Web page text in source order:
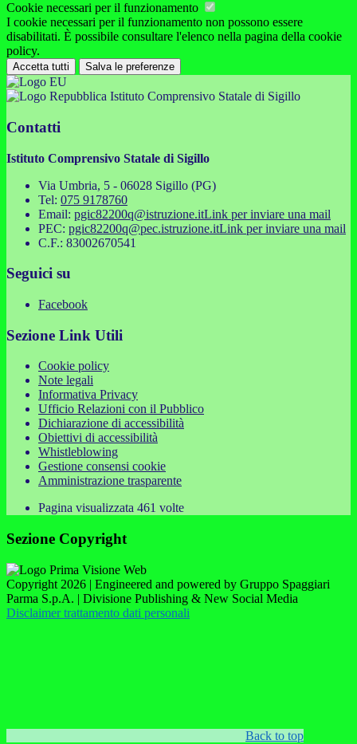
Cookie necessari per il funzionamento
I cookie necessari per il funzionamento non possono essere
disabilitati. È possibile consultare l'elenco nella pagina della cookie
policy.
Accetta tutti Salva le preferenze
Istituto Comprensivo Statale di Sigillo
Contatti
Istituto Comprensivo Statale di Sigillo
Via Umbria, 5 - 06028 Sigillo (PG)
Tel: 075 9178760
Email: pgic82200q@istruzione.itLink per inviare una mail
PEC: pgic82200q@pec.istruzione.itLink per inviare una mail
C.F.: 83002670541
Seguici su
Facebook
Sezione Link Utili
Cookie policy
Note legali
Informativa Privacy
Ufficio Relazioni con il Pubblico
Dichiarazione di accessibilità
Obiettivi di accessibilità
Whistleblowing
Gestione consensi cookie
Amministrazione trasparente
Pagina visualizzata 461 volte
Sezione Copyright
Copyright 2026 | Engineered and powered by Gruppo Spaggiari
Parma S.p.A. | Divisione Publishing & New Social Media
Disclaimer trattamento dati personali
Back to top